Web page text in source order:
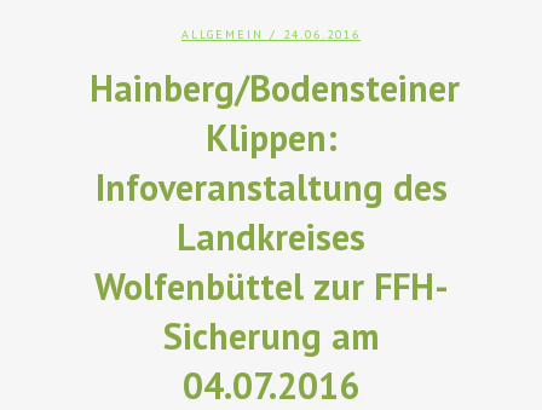
ALLGEMEIN / 24.06.2016
Hainberg/Bodensteiner
Klippen:
Infoveranstaltung des
Landkreises
Wolfenbüttel zur FFH-
Sicherung am
04.07.2016